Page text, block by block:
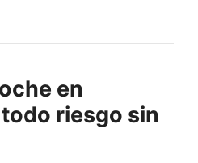
en
riesgo sin